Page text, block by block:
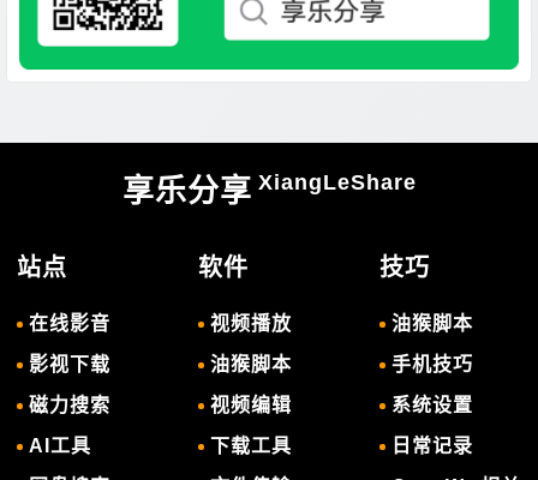
享乐分享 XiangLeShare
站点
在线影音
影视下载
磁力搜索
AI工具
软件
视频播放
油猴脚本
视频编辑
下载工具
技巧
油猴脚本
手机技巧
系统设置
日常记录